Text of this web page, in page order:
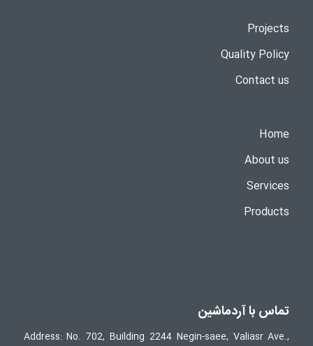
Projects
Quality Policy
Contact us
Home
About us
Services
Products
تماس با آردماشین
Address: No. 702, Building 2244 Negin-saee, Valiasr Ave.,